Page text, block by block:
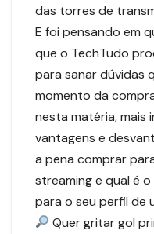
das torres de
E foi pensando em
que o TechTudo
para sanar dúvidas
momento da
nesta matéria, mais
vantagens e
a pena comprar
streaming e qual é
para o seu perfil de
Quer gritar gol